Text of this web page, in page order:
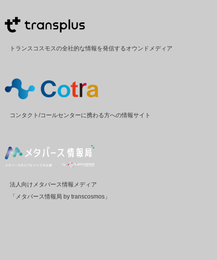
トランスコスモスの全社的な情報を発信するオウンドメディア
コンタクト/コールセンターに携わる方への情報サイト
法人向けメタバース情報メディア
「メタバース情報局 by transcosmos」